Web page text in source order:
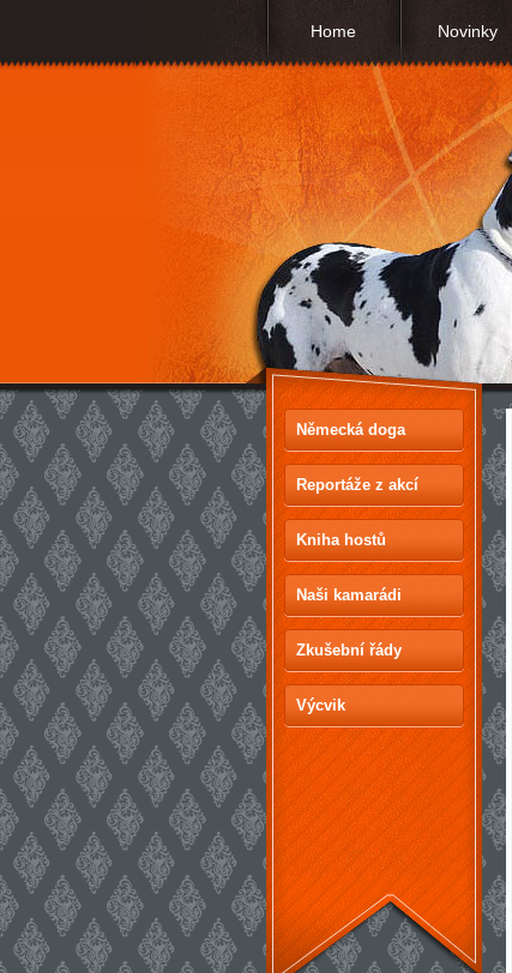
Home Novinky
Německá doga
Reportáže z akcí
Kniha hostů
Naši kamarádi
Zkušební řády
Výcvik